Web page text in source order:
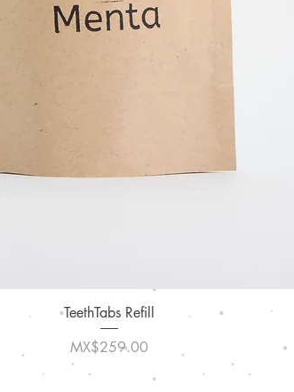
Quick View
TeethTabs Refill
Price
MX$259.00